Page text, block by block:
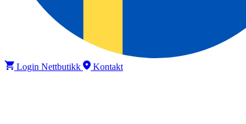
Login Nettbutikk
Kontakt